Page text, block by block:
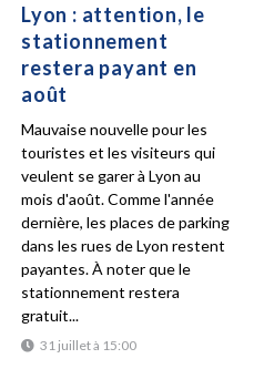
Lyon : attention, le
stationnement
restera payant en
août
31 juillet à 15:00
Mauvaise nouvelle pour les
touristes et les visiteurs qui
veulent se garer à Lyon au
mois d'août. Comme l'année
dernière, les places de parking
dans les rues de Lyon restent
payantes. À noter que le
stationnement restera
gratuit...